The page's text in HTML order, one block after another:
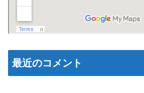
最近のコメント